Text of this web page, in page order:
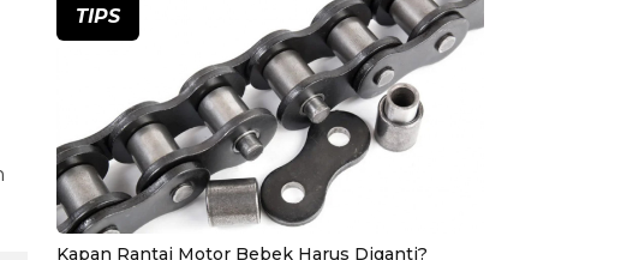
TIPS
Kapan Rantai Motor Bebek Harus Diganti?